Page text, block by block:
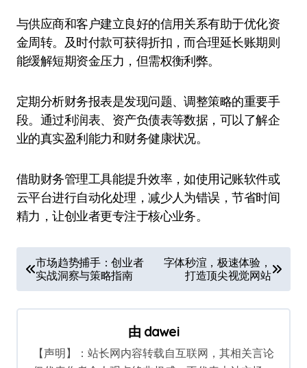
与供应商和客户建立良好的信用关系有助于优化资
金周转。及时付款可获得折扣，而合理延长账期则
能缓解短期资金压力，但需权衡利弊。
定期分析财务报表是发现问题、调整策略的重要手
段。通过利润表、资产负债表等数据，可以了解企
业的真实盈利能力和财务健康状况。
借助财务管理工具能提升效率，如使用记账软件或
云平台进行自动化处理，减少人为错误，节省时间
精力，让创业者更专注于核心业务。
章
导
市场趋势捕手：创业者
实战洞察与策略指南
字体秒渲，极速体验，
打造顶尖视觉网站
由 dawei
【声明】：站长网内容转载自互联网，其相关言论